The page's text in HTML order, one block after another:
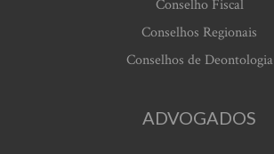
Conselho Fiscal
Conselhos Regionais
Conselhos de Deontologia
ADVOGADOS